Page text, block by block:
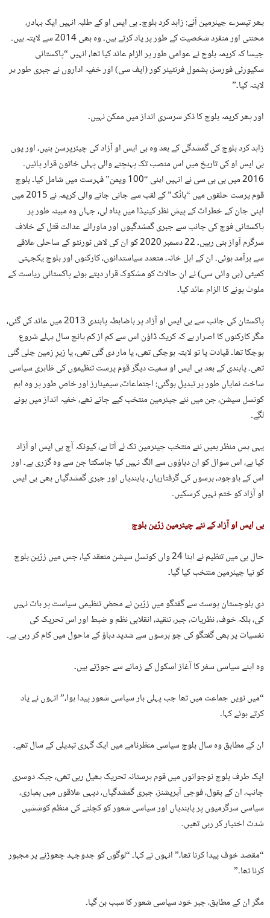
پھر تیسرے چیئرمین آئے: زاہد کرد بلوچ۔ بی ایس او کے طلبہ انہیں ایک بہادر،
محنتی اور منفرد شخصیت کے طور پر یاد کرتے ہیں۔ وہ بھی 2014 سے لاپتہ ہیں۔
جیسا کہ کریمہ بلوچ نے عوامی طور پر الزام عائد کیا تھا، انہیں “پاکستانی
سکیورٹی فورسز، بشمول فرنٹیئر کور (ایف سی) اور خفیہ اداروں نے جبری طور پر
لاپتہ کیا۔”
اور پھر کریمہ بلوچ کا ذکر سرسری انداز میں ممکن نہیں۔
زاہد کرد بلوچ کی گمشدگی کے بعد وہ بی ایس او آزاد کی چیئرپرسن بنیں، اور یوں
بی ایس او کی تاریخ میں اس منصب تک پہنچنے والی پہلی خاتون قرار پائیں۔
2016 میں بی بی سی نے انہیں اپنی “100 ویمن” فہرست میں شامل کیا۔ بلوچ
قوم پرست حلقوں میں “بانُک” کے لقب سے جانی جانے والی کریمہ نے 2015 میں
اپنی جان کے خطرات کے پیش نظر کینیڈا میں پناہ لی، جہاں وہ مبینہ طور پر
پاکستانی فوج کی جانب سے جبری گمشدگیوں اور ماورائے عدالت قتل کے خلاف
سرگرم آواز بنی رہیں۔ 22 دسمبر 2020 کو ان کی لاش ٹورنٹو کے ساحلی علاقے
سے برآمد ہوئی۔ ان کے اہل خانہ، متعدد سیاستدانوں، کارکنوں اور بلوچ یکجہتی
کمیٹی (بی وائی سی) نے ان حالات کو مشکوک قرار دیتے ہوئے پاکستانی ریاست کے
ملوث ہونے کا الزام عائد کیا۔
پاکستان کی جانب سے بی ایس او آزاد پر باضابطہ پابندی 2013 میں عائد کی گئی،
مگر کارکنوں کا اصرار ہے کہ کریک ڈاؤن اس سے کم از کم پانچ سال پہلے شروع
ہوچکا تھا۔ قیادت یا تو لاپتہ ہوچکی تھی، یا مار دی گئی تھی، یا زیرِ زمین چلی گئی
تھی۔ پابندی کے بعد بی ایس او سمیت دیگر قوم پرست تنظیموں کی ظاہری سیاسی
ساخت نمایاں طور پر تبدیل ہوگئی: اجتماعات، سیمینارز اور خاص طور پر وہ اہم
کونسل سیشن، جن میں نئے چیئرمین منتخب کیے جاتے تھے، خفیہ انداز میں ہونے
لگے۔
یہی پس منظر ہمیں نئے منتخب چیئرمین تک لے آتا ہے، کیونکہ آج بی ایس او آزاد
کیا ہے، اس سوال کو ان دباؤوں سے الگ نہیں کیا جاسکتا جن سے وہ گزری ہے۔ اور
اس کے باوجود، برسوں کی گرفتاریاں، پابندیاں اور جبری گمشدگیاں بھی بی ایس
او آزاد کو ختم نہیں کرسکیں۔
بی ایس او آزاد کے نئے چیئرمین زرّین بلوچ
حال ہی میں تنظیم نے اپنا 24 واں کونسل سیشن منعقد کیا، جس میں زرّین بلوچ
کو نیا چیئرمین منتخب کیا گیا۔
دی بلوچستان پوسٹ سے گفتگو میں زرّین نے محض تنظیمی سیاست پر بات نہیں
کی، بلکہ خوف، نظریات، جبر، تنقید، انقلابی نظم و ضبط اور اس تحریک کی
نفسیات پر بھی گفتگو کی جو برسوں سے شدید دباؤ کے ماحول میں کام کر رہی ہے۔
وہ اپنے سیاسی سفر کا آغاز اسکول کے زمانے سے جوڑتے ہیں۔
“میں نویں جماعت میں تھا جب پہلی بار سیاسی شعور پیدا ہوا،” انہوں نے یاد
کرتے ہوئے کہا۔
ان کے مطابق وہ سال بلوچ سیاسی منظرنامے میں ایک گہری تبدیلی کے سال تھے۔
ایک طرف بلوچ نوجوانوں میں قوم پرستانہ تحریک پھیل رہی تھی، جبکہ دوسری
جانب، ان کے بقول، فوجی آپریشنز، جبری گمشدگیاں، دیہی علاقوں میں بمباری،
سیاسی سرگرمیوں پر پابندیاں اور سیاسی شعور کو کچلنے کی منظم کوششیں
شدت اختیار کر رہی تھیں۔
“مقصد خوف پیدا کرنا تھا،” انہوں نے کہا۔ “لوگوں کو جدوجہد چھوڑنے پر مجبور
کرنا تھا۔”
مگر ان کے مطابق، جبر خود سیاسی شعور کا سبب بن گیا۔